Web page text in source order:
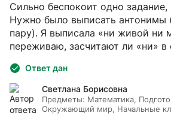
Сильно беспокоит одно задание,
Нужно было выписать антонимы
пару). Я выписала «ни живой ни
переживаю, засчитают ли «ни» в
Ответ дан
Светлана Борисовна
Предметы: Математика,
Окружающий мир, Начальные